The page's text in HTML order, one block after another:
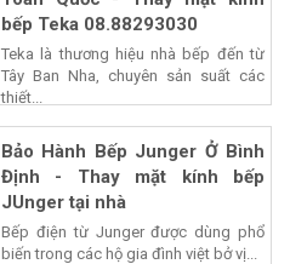
bếp Teka 08.88293030
Teka là thương hiệu nhà bếp đến từ
Tây Ban Nha, chuyên sản suất các
thiết...
Bảo Hành Bếp Junger Ở Bình
Định - Thay mặt kính bếp
JUnger tại nhà
Bếp điện từ Junger được dùng phổ
biến trong các hộ gia đình việt bở vị...